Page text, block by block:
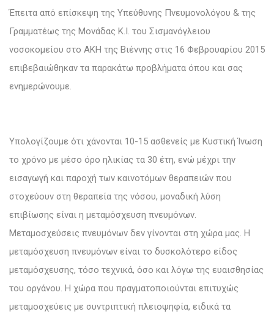
Έπειτα από επίσκεψη της Υπεύθυνης Πνευμονολόγου & της
Γραμματέως της Μονάδας Κ.Ι. του Σισμανόγλειου
νοσοκομείου στο AKH της Βιέννης στις 16 Φεβρουαρίου 2015
επιβεβαιώθηκαν τα παρακάτω προβλήματα όπου και σας
ενημερώνουμε.
Υπολογίζουμε ότι χάνονται 10-15 ασθενείς με Κυστική Ίνωση
το χρόνο με μέσο όρο ηλικίας τα 30 έτη, ενώ μέχρι την
εισαγωγή και παροχή των καινοτόμων θεραπειών που
στοχεύουν στη θεραπεία της νόσου, μοναδική λύση
επιβίωσης είναι η μεταμόσχευση πνευμόνων.
Μεταμοσχεύσεις πνευμόνων δεν γίνονται στη χώρα μας. Η
μεταμόσχευση πνευμόνων είναι το δυσκολότερο είδος
μεταμόσχευσης, τόσο τεχνικά, όσο και λόγω της ευαισθησίας
του οργάνου. Η χώρα που πραγματοποιούνται επιτυχώς
μεταμοσχεύεις με συντριπτική πλειοψηφία, ειδικά τα